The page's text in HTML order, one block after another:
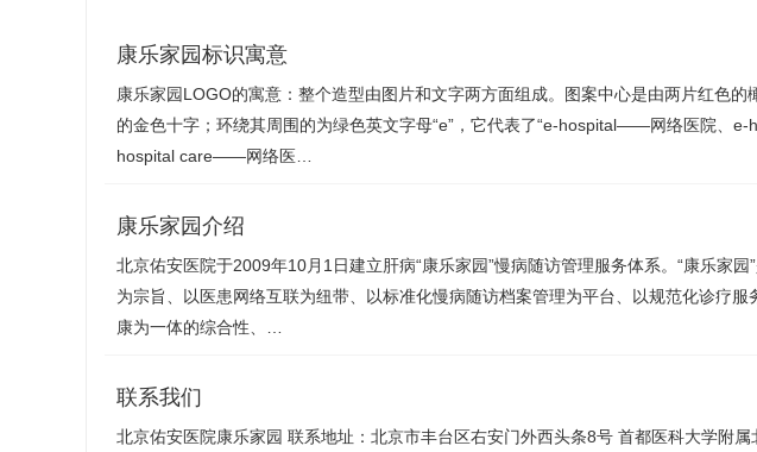
康乐家园标识寓意
康乐家园LOGO的寓意：整个造型由图片和文字两方面组成。图案中心是由两片红色
的金色十字；环绕其周围的为绿色英文字母“e”，它代表了“e-hospital——网络医院、
hospital care——网络医…
康乐家园介绍
北京佑安医院于2009年10月1日建立肝病“康乐家园”慢病随访管理服务体系。“康乐家
为宗旨、以医患网络互联为纽带、以标准化慢病随访档案管理为平台、以规范化诊疗服
康为一体的综合性、…
联系我们
北京佑安医院康乐家园 联系地址：北京市丰台区右安门外西头条8号 首都医科大学附